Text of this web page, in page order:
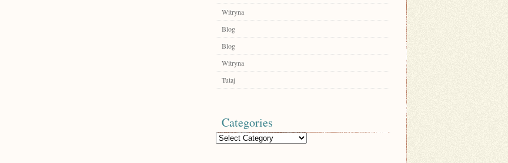
Witryna
Blog
Blog
Witryna
Tutaj
Categories
Categories